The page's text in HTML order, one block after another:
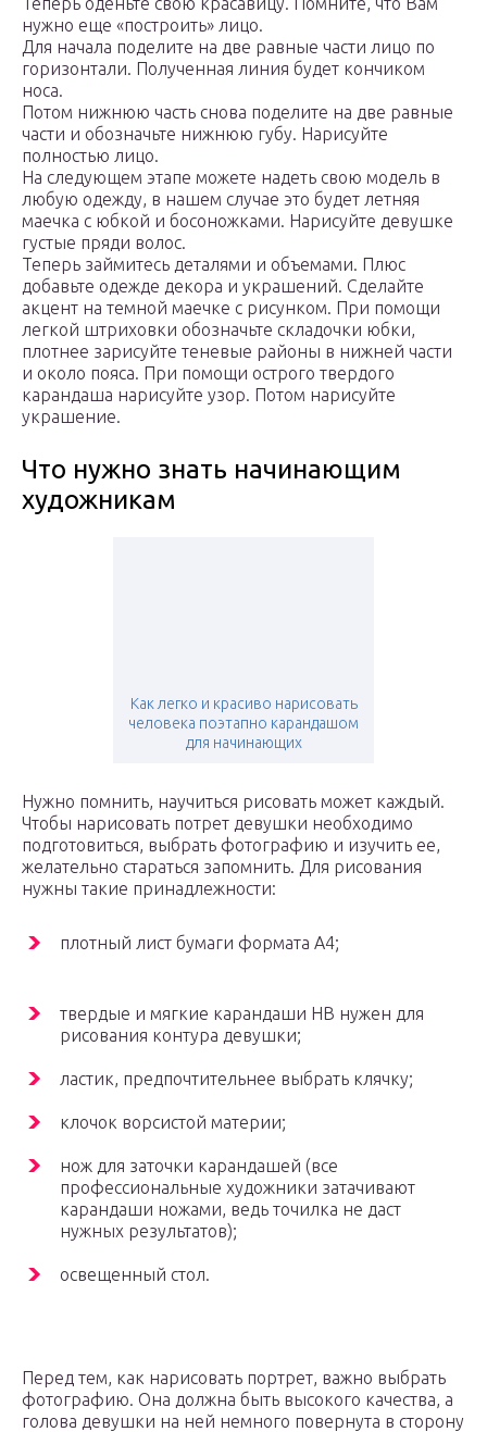
нужно еще «построить» лицо.
Для начала поделите на две равные части лицо по
горизонтали. Полученная линия будет кончиком
носа.
Потом нижнюю часть снова поделите на две равные
части и обозначьте нижнюю губу. Нарисуйте
полностью лицо.
На следующем этапе можете надеть свою модель в
любую одежду, в нашем случае это будет летняя
маечка с юбкой и босоножками. Нарисуйте девушке
густые пряди волос.
Теперь займитесь деталями и объемами. Плюс
добавьте одежде декора и украшений. Сделайте
акцент на темной маечке с рисунком. При помощи
легкой штриховки обозначьте складочки юбки,
плотнее зарисуйте теневые районы в нижней части
и около пояса. При помощи острого твердого
карандаша нарисуйте узор. Потом нарисуйте
украшение.
Что нужно знать начинающим
художникам
Как легко и красиво нарисовать
человека поэтапно карандашом
для начинающих
Нужно помнить, научиться рисовать может каждый.
Чтобы нарисовать потрет девушки необходимо
подготовиться, выбрать фотографию и изучить ее,
желательно стараться запомнить. Для рисования
нужны такие принадлежности:
плотный лист бумаги формата А4;
твердые и мягкие карандаши НВ нужен для
рисования контура девушки;
ластик, предпочтительнее выбрать клячку;
клочок ворсистой материи;
нож для заточки карандашей (все
профессиональные художники затачивают
карандаши ножами, ведь точилка не даст
нужных результатов);
освещенный стол.
Перед тем, как нарисовать портрет, важно выбрать
фотографию. Она должна быть высокого качества, а
голова девушки на ней немного повернута в сторону